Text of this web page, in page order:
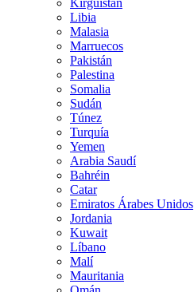
Libia
Malasia
Marruecos
Pakistán
Palestina
Somalia
Sudán
Túnez
Turquía
Yemen
Arabia Saudí
Bahréin
Catar
Emiratos Árabes Unidos
Jordania
Kuwait
Líbano
Malí
Mauritania